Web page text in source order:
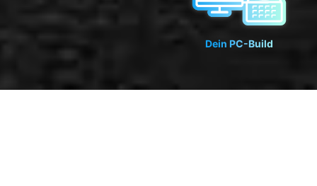
Dein PC-Build